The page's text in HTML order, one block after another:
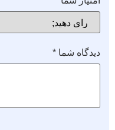
دیدگاه شما *